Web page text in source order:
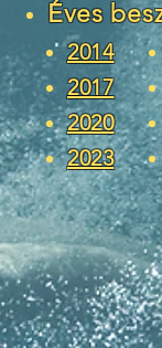
Éves
2014
2017
2020
2023